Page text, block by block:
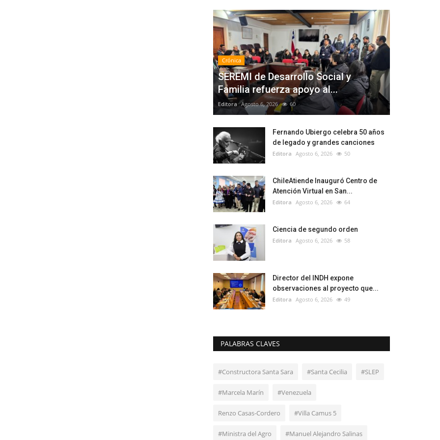
Crónica
SEREMI de Desarrollo Social y
Familia refuerza apoyo al...
Editora Agosto 6, 2026 60
Fernando Ubiergo celebra 50 años
de legado y grandes canciones
Editora Agosto 6, 2026 50
ChileAtiende Inauguró Centro de
Atención Virtual en San...
Editora Agosto 6, 2026 64
Ciencia de segundo orden
Editora Agosto 6, 2026 58
Director del INDH expone
observaciones al proyecto que...
Editora Agosto 6, 2026 49
PALABRAS CLAVES
#Constructora Santa Sara #Santa Cecilia #SLEP
#Marcela Marín #Venezuela
Renzo Casas-Cordero #Villa Camus 5
#Ministra del Agro #Manuel Alejandro Salinas